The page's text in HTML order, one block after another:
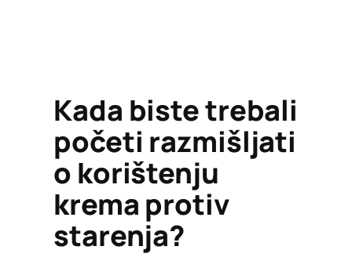
Kada biste trebali
početi razmišljati
o korištenju
krema protiv
starenja?